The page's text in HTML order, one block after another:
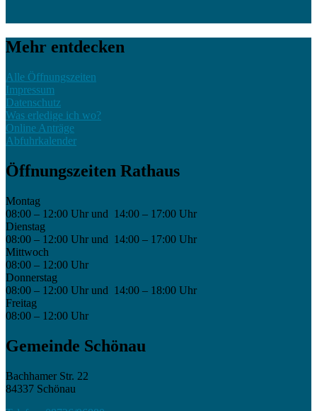
Mehr entdecken
Alle Öffnungszeiten
Impressum
Datenschutz
Was erledige ich wo?
Online Anträge
Abfuhrkalender
Öffnungszeiten Rathaus
Montag
08:00 – 12:00 Uhr und 14:00 – 17:00 Uhr
Dienstag
08:00 – 12:00 Uhr und 14:00 – 17:00 Uhr
Mittwoch
08:00 – 12:00 Uhr
Donnerstag
08:00 – 12:00 Uhr und 14:00 – 18:00 Uhr
Freitag
08:00 – 12:00 Uhr
Gemeinde Schönau
Bachhamer Str. 22
84337 Schönau